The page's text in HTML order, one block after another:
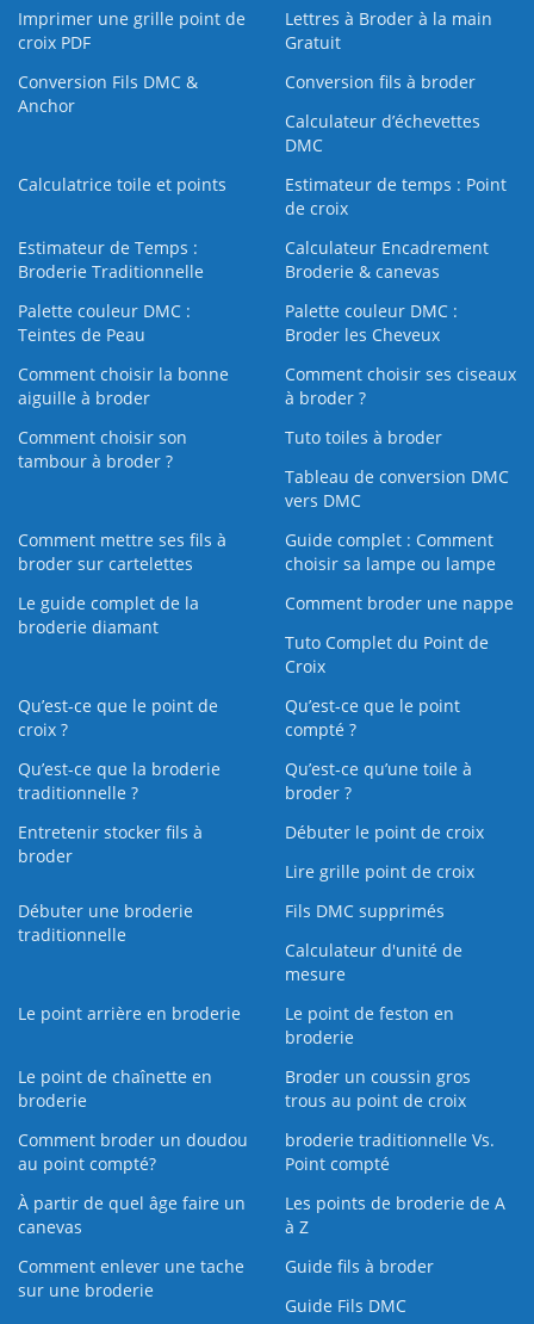
Imprimer une grille point de
croix PDF
Lettres à Broder à la main
Gratuit
Conversion Fils DMC &
Anchor
Conversion fils à broder
Calculateur d’échevettes
DMC
Calculatrice toile et points
Estimateur de temps : Point
de croix
Estimateur de Temps :
Broderie Traditionnelle
Calculateur Encadrement
Broderie & canevas
Palette couleur DMC :
Teintes de Peau
Palette couleur DMC :
Broder les Cheveux
Comment choisir la bonne
aiguille à broder
Comment choisir ses ciseaux
à broder ?
Comment choisir son
tambour à broder ?
Tuto toiles à broder
Tableau de conversion DMC
vers DMC
Comment mettre ses fils à
broder sur cartelettes
Guide complet : Comment
choisir sa lampe ou lampe
Le guide complet de la
broderie diamant
Comment broder une nappe
Tuto Complet du Point de
Croix
Qu’est-ce que le point de
croix ?
Qu’est-ce que le point
compté ?
Qu’est-ce que la broderie
traditionnelle ?
Qu’est‑ce qu’une toile à
broder ?
Entretenir stocker fils à
broder
Débuter le point de croix
Lire grille point de croix
Débuter une broderie
traditionnelle
Fils DMC supprimés
Calculateur d'unité de
mesure
Le point arrière en broderie
Le point de feston en
broderie
Le point de chaînette en
broderie
Broder un coussin gros
trous au point de croix
Comment broder un doudou
au point compté?
broderie traditionnelle Vs.
Point compté
À partir de quel âge faire un
canevas
Les points de broderie de A
à Z
Comment enlever une tache
sur une broderie
Guide fils à broder
Guide Fils DMC